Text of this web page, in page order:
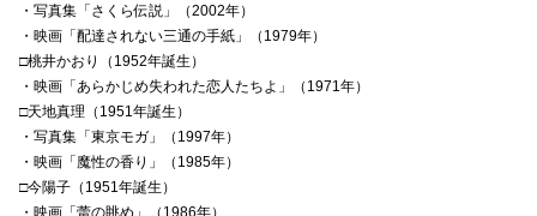
・写真集「さくら伝説」（2002年）
・映画「配達されない三通の手紙」（1979年）
□桃井かおり（1952年誕生）
・映画「あらかじめ失われた恋人たちよ」（1971年）
□天地真理（1951年誕生）
・写真集「東京モガ」（1997年）
・映画「魔性の香り」（1985年）
□今陽子（1951年誕生）
・映画「蕾の眺め」（1986年）